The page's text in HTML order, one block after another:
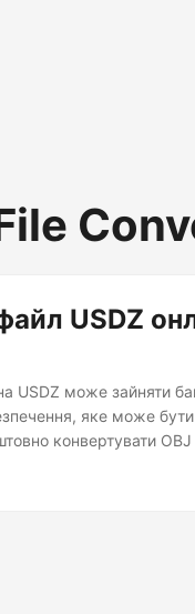
USDZ
USDZ може зайняти
яке може
конвертувати